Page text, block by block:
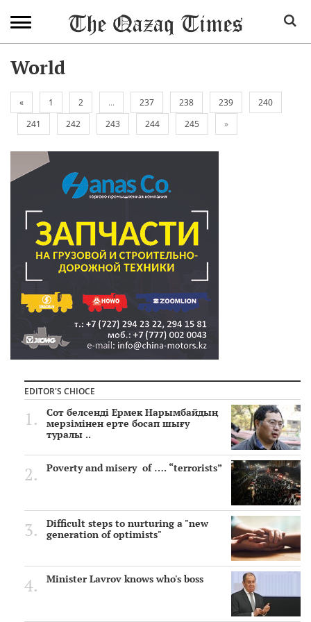
World
« 1 2 ... 237 238 239
240
241
242 243 244 245 »
EDITOR'S CHIOCE
Сот белсенді Ермек Нарымбайдың
мерзімінен ерте босап шығу
туралы ..
Poverty and misery of …. “terrorists”
Difficult steps to nurturing a "new
generation of optimists"
Minister Lavrov knows who's boss